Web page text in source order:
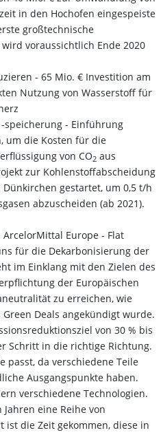
in den Hochofen eingespeiste
großtechnische
voraussichtlich Ende 2020
- 65 Mio. € Investition am
Nutzung von Wasserstoff für
speicherung - Einführung
um die Kosten für die
von CO2 aus
zur Kohlenstoffabscheidung
gestartet, um 0,5 t/h
abzuscheiden (ab 2021).
ArcelorMittal Europe - Flat
für die Dekarbonisierung der
im Einklang mit den Zielen des
der Europäischen
zu erreichen, wie
Deals angekündigt wurde.
von 30 % bis
Schritt in die richtige Richtung.
passt, da verschiedene Teile
Ausgangspunkte haben.
verschiedene Technologien.
eine Reihe von
ist die Zeit gekommen, diese in